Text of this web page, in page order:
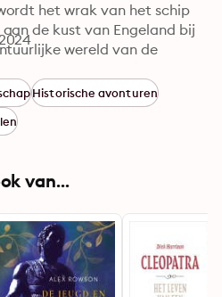
het wrak van het schip
de kust van Engeland bij
wereld van de
ontdek het verhaal van de
glans van goud en verloren
maar zelfs een eenvoudige
kijk op het verleden
in twaalf scheepswrakken'
nog elf andere verrassende
Historische avonturen
van...